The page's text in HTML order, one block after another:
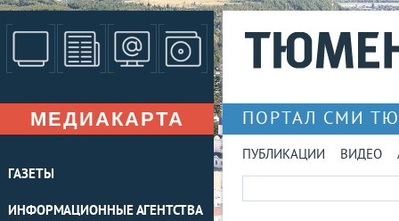
МЕДИАКАРТА
ГАЗЕТЫ
ИНФОРМАЦИОННЫЕ АГЕНТСТВА
ПОРТАЛ СМИ
ПУБЛИКАЦИИ ВИДЕО